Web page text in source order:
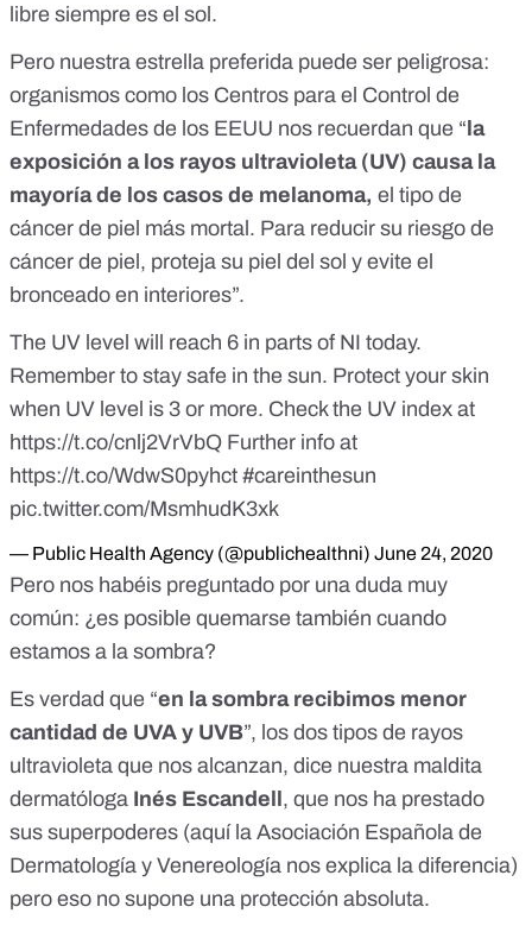
libre siempre es el sol.
Pero nuestra estrella preferida puede ser peligrosa:
organismos como los Centros para el Control de
Enfermedades de los EEUU nos recuerdan que “la
exposición a los rayos ultravioleta (UV) causa la
mayoría de los casos de melanoma, el tipo de
cáncer de piel más mortal. Para reducir su riesgo de
cáncer de piel, proteja su piel del sol y evite el
bronceado en interiores”.
The UV level will reach 6 in parts of NI today.
Remember to stay safe in the sun. Protect your skin
when UV level is 3 or more. Check the UV index at
https://t.co/cnlj2VrVbQ Further info at
https://t.co/WdwS0pyhct #careinthesun
pic.twitter.com/MsmhudK3xk
— Public Health Agency (@publichealthni) June 24, 2020
Pero nos habéis preguntado por una duda muy
común: ¿es posible quemarse también cuando
estamos a la sombra?
Es verdad que “en la sombra recibimos menor
cantidad de UVA y UVB”, los dos tipos de rayos
ultravioleta que nos alcanzan, dice nuestra maldita
dermatóloga Inés Escandell, que nos ha prestado
sus superpoderes (aquíla Asociación Española de
Dermatología y Venereología nos explica la diferencia)
pero eso no supone una protección absoluta.